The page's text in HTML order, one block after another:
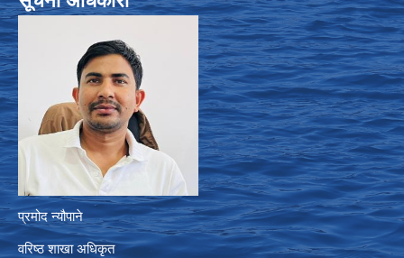
प्रमोद न्यौपाने
वरिष्ठ शाखा अधिकृत